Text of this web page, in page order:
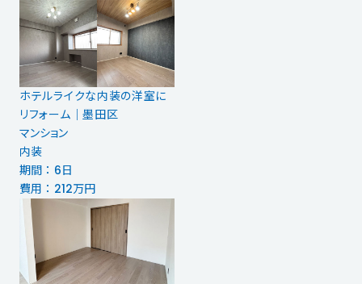
ホテルライクな内装の洋室に
リフォーム｜墨田区
マンション
内装
期間 ： 6日
費用 ： 212万円